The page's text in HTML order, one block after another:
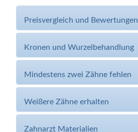
Preisvergleich und Bewertungen
Kronen und Wurzelbehandlung
Mindestens zwei Zähne fehlen
Weißere Zähne erhalten
Zahnarzt Materialien